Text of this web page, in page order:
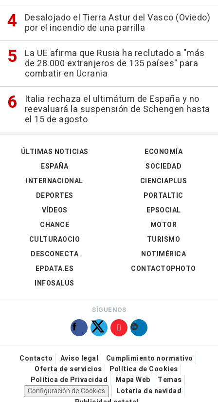
Desalojado el Tierra Astur del Vasco (Oviedo)
por el incendio de una parrilla
La UE afirma que Rusia ha reclutado a "más
de 28.000 extranjeros de 135 países" para
combatir en Ucrania
Italia rechaza el ultimátum de España y no
reevaluará la suspensión de Schengen hasta
el 15 de agosto
ÚLTIMAS NOTICIAS
ESPAÑA
INTERNACIONAL
DEPORTES
VÍDEOS
ECONOMÍA
SOCIEDAD
CIENCIAPLUS
PORTALTIC
EPSOCIAL
CHANCE
CULTURAOCIO
DESCONECTA
EPDATA.ES
INFOSALUS
MOTOR
TURISMO
NOTIMÉRICA
CONTACTOPHOTO
SÍGUENOS
Contacto Aviso legal
Cumplimiento normativo
Oferta de servicios
Política de Cookies
Política de Privacidad
Mapa Web
Temas
Configuración de Cookies
Loteria de navidad